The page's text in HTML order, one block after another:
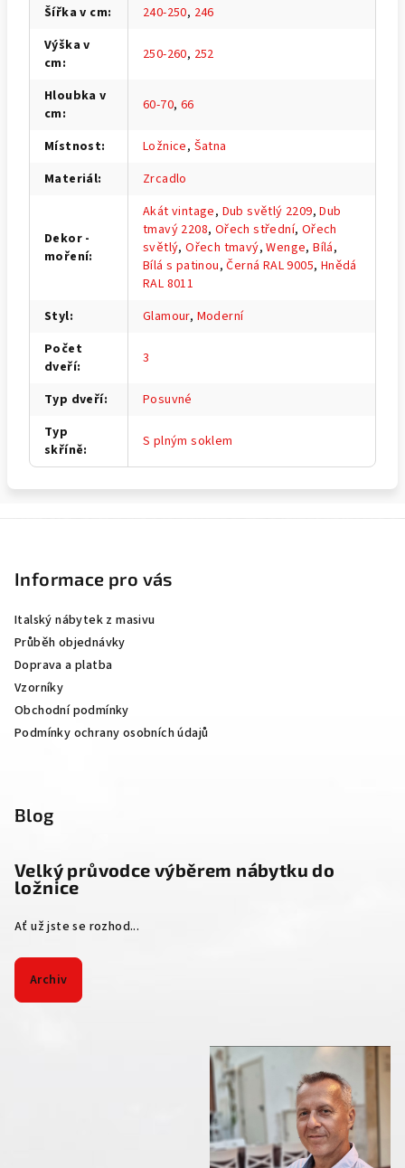
Šířka v cm: 240-250, 246
Výška v
cm: 250-260, 252
Hloubka v
cm: 60-70, 66
Místnost: Ložnice, Šatna
Materiál: Zrcadlo
Dekor -
moření:
Akát vintage, Dub světlý 2209,Dub
tmavý 2208, Ořech střední, Ořech
světlý,Ořech tmavý,Wenge,Bílá,
Bílá s patinou,Černá RAL 9005, Hnědá
RAL 8011
Styl: Glamour, Moderní
Počet
dveří: 3
Typ dveří:
Posuvné
Typ
skříně: S plným soklem
Informace pro vás
Italský nábytek z masivu
Průběh objednávky
Doprava a platba
Vzorníky
Obchodní podmínky
Podmínky ochrany osobních údajů
Blog
Velký průvodce výběrem nábytku do
ložnice
Ať už jste se rozhod...
Archiv